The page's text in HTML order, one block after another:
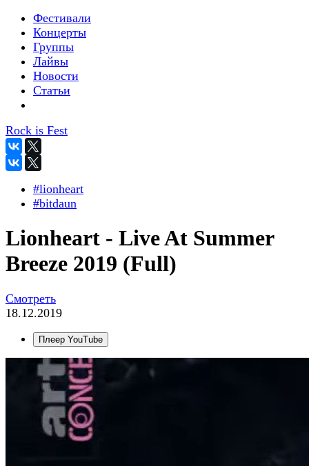
Фестивали
Концерты
Группы
Лайвы
Новости
Статьи
Rock is Fest
#lionheart
#bitdaun
Lionheart - Live At Summer
Breeze 2019 (Full)
Смотреть
18.12.2019
Плеер YouTube